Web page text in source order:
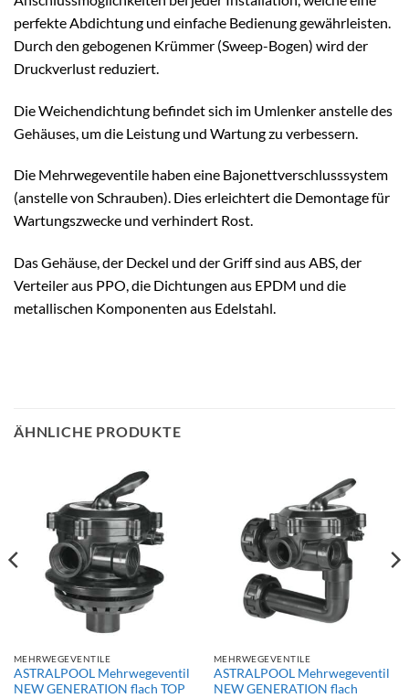
perfekte Abdichtung und einfache Bedienung gewährleisten.
Durch den gebogenen Krümmer (Sweep-Bogen) wird der
Druckverlust reduziert.
Die Weichendichtung befindet sich im Umlenker anstelle des
Gehäuses, um die Leistung und Wartung zu verbessern.
Die Mehrwegeventile haben eine Bajonettverschlusssystem
(anstelle von Schrauben). Dies erleichtert die Demontage für
Wartungszwecke und verhindert Rost.
Das Gehäuse, der Deckel und der Griff sind aus ABS, der
Verteiler aus PPO, die Dichtungen aus EPDM und die
metallischen Komponenten aus Edelstahl.
ÄHNLICHE PRODUKTE
MEHRWEGEVENTILE
ASTRALPOOL Mehrwegeventil
NEW GENERATION flach TOP
MEHRWEGEVENTILE
ASTRALPOOL Mehrwegeventil
NEW GENERATION flach